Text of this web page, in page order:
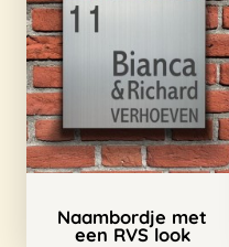
Naambordje met
een RVS look